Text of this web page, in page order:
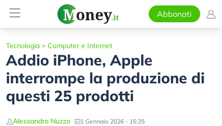
Abbonati
Tecnologia > Computer e Internet
Addio iPhone, Apple
interrompe la produzione di
questi 25 prodotti
Alessandro Nuzzo 1 Gennaio 2026 - 15:25